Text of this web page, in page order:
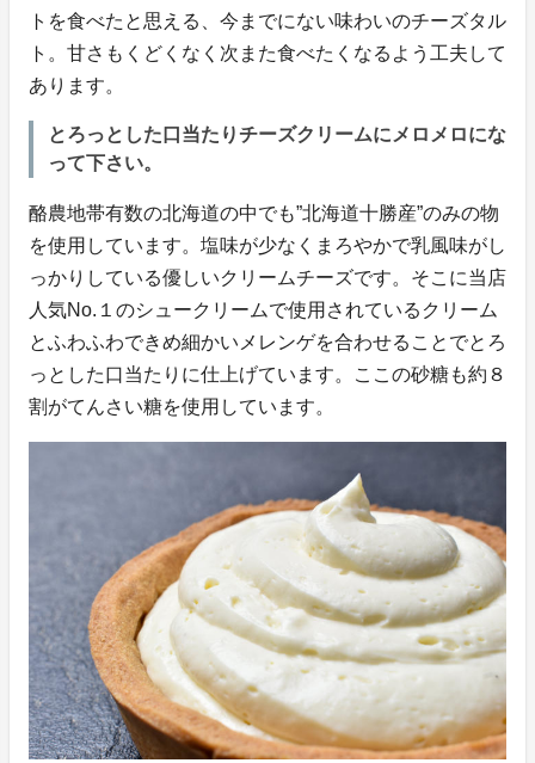
トを食べたと思える、今までにない味わいのチーズタル
ト。甘さもくどくなく次また食べたくなるよう工夫して
あります。
とろっとした口当たりチーズクリームにメロメロにな
って下さい。
酪農地帯有数の北海道の中でも”北海道十勝産”のみの物
を使用しています。塩味が少なくまろやかで乳風味がし
っかりしている優しいクリームチーズです。そこに当店
人気No.１のシュークリームで使用されているクリーム
とふわふわできめ細かいメレンゲを合わせることでとろ
っとした口当たりに仕上げています。ここの砂糖も約８
割がてんさい糖を使用しています。